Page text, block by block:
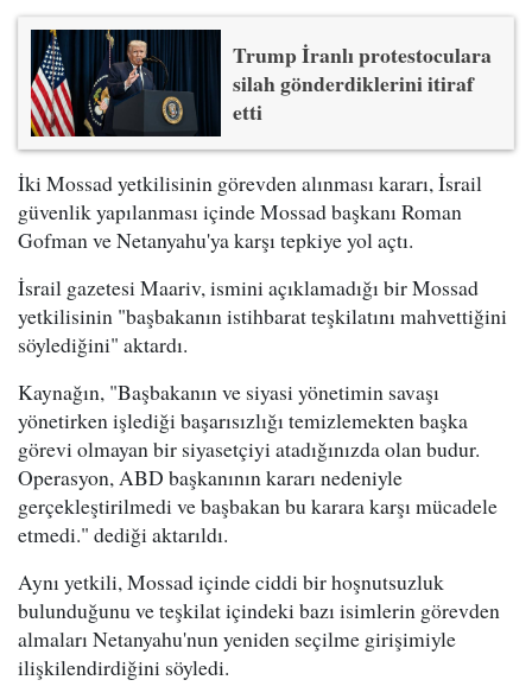
Trump İranlı protestoculara
silah gönderdiklerini itiraf
etti
İki Mossad yetkilisinin görevden alınması kararı, İsrail
güvenlik yapılanması içinde Mossad başkanı Roman
Gofman ve Netanyahu'ya karşı tepkiye yol açtı.
İsrail gazetesi Maariv, ismini açıklamadığı bir Mossad
yetkilisinin "başbakanın istihbarat teşkilatını mahvettiğini
söylediğini" aktardı.
Kaynağın, "Başbakanın ve siyasi yönetimin savaşı
yönetirken işlediği başarısızlığı temizlemekten başka
görevi olmayan bir siyasetçiyi atadığınızda olan budur.
Operasyon, ABD başkanının kararı nedeniyle
gerçekleştirilmedi ve başbakan bu karara karşı mücadele
etmedi." dediği aktarıldı.
Aynı yetkili, Mossad içinde ciddi bir hoşnutsuzluk
bulunduğunu ve teşkilat içindeki bazı isimlerin görevden
almaları Netanyahu'nun yeniden seçilme girişimiyle
ilişkilendirdiğini söyledi.